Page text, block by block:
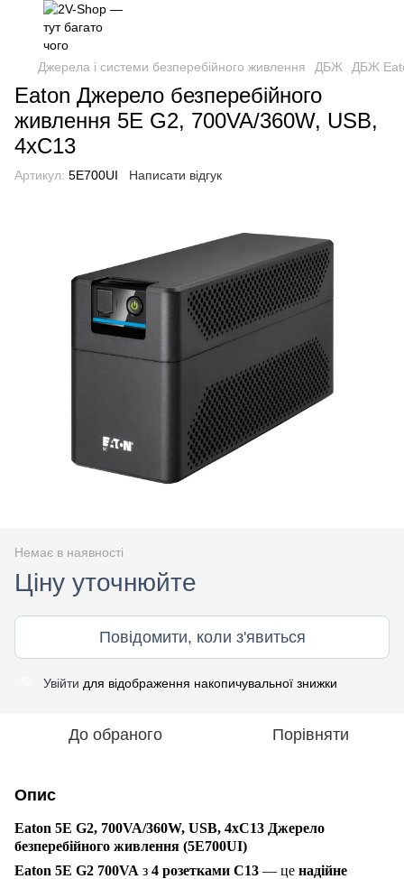
Джерела і системи безперебійного живлення ДБЖ ДБЖ
Eaton Джерело безперебійного
живлення 5E G2, 700VA/360W, USB,
4xC13
Артикул: 5E700UI Написати відгук
Немає в наявності
Ціну уточнюйте
Повідомити, коли з'явиться
Увійти для відображення накопичувальної знижки
До обраного Порівняти
Опис
Eaton 5E G2, 700VA/360W, USB, 4xC13 Джерело
безперебійного живлення (5E700UI)
Eaton 5E G2 700VA з 4 розетками C13 — це надійне